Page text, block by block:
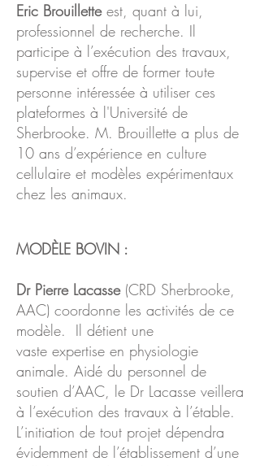
Eric Brouillette est, quant à lui,
professionnel de recherche. Il
participe à l’exécution des travaux,
supervise et offre de former toute
personne intéressée à utiliser ces
plateformes à l'Université de
Sherbrooke. M. Brouillette a plus de
10 ans d’expérience en culture
cellulaire et modèles expérimentaux
chez les animaux.
MODÈLE BOVIN :
Dr Pierre Lacasse(CRD Sherbrooke,
AAC) coordonne les activités de ce
modèle. Il détient une
vaste expertise en physiologie
animale. Aidé du personnel de
soutien d’AAC, le Dr Lacasse veillera
à l’exécution des travaux à l’étable.
L’initiation de tout projet dépendra
évidemment de l’établissement d’une